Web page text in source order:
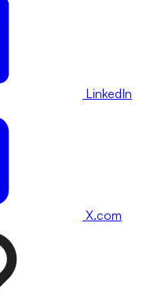
LinkedIn
X.com